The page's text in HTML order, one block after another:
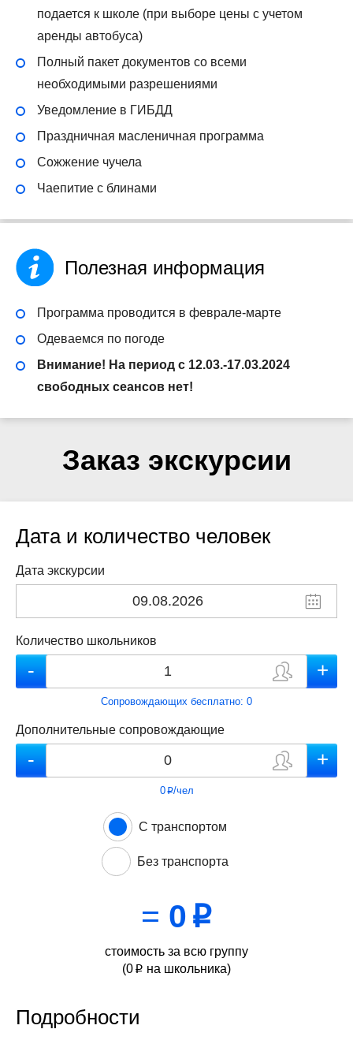
подается к школе (при выборе цены с учетом
аренды автобуса)
Полный пакет документов со всеми
необходимыми разрешениями
Уведомление в ГИБДД
Праздничная масленичная программа
Сожжение чучела
Чаепитие с блинами
Полезная информация
Программа проводится в феврале-марте
Одеваемся по погоде
Внимание! На период с 12.03.-17.03.2024
свободных сеансов нет!
Заказ экскурсии
Дата и количество человек
Дата экскурсии
Количество школьников
Сопровождающих бесплатно: 0
Дополнительные сопровождающие
0p/чел
С транспортом
Без транспорта
= 0 p
стоимость за всю группу
(0 p на школьника)
Подробности